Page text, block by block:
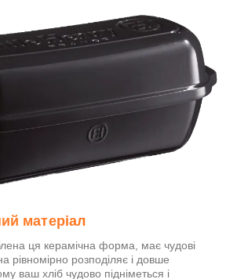
матеріал
ця керамічна форма, має чудові
рівномірно розподіляє і довше
ваш хліб чудово підніметься і